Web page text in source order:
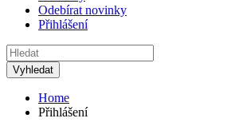
Odebírat novinky
Přihlášení
Home
Přihlášení